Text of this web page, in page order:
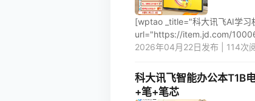
[wptao _title="科大讯飞AI学
url="https://item.jd.com/
2026年04月22日发布 | 114次
科大讯飞智能办公本T1B
+笔+笔芯